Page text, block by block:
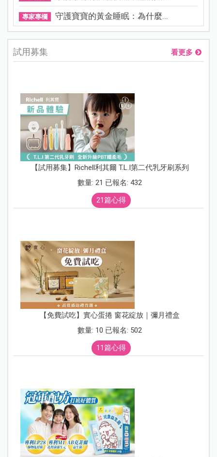
專家專欄 守護寶寶的黃金睡眠：為什麼...
試用募集 看更多
【試用募集】Richell利其爾 T.L.I第二代乳牙刷系列
數量: 21 已報名: 432
21篇心得
【免費試吃】實心蛋捲 窗花綻放｜彌月禮盒
數量: 10 已報名: 502
11篇心得